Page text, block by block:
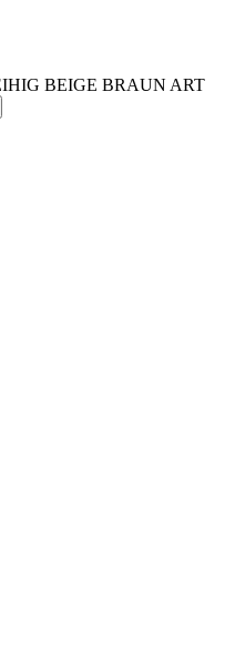
BEIGE BRAUN ART